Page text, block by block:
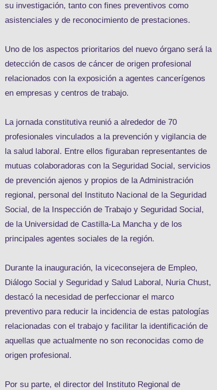
su investigación, tanto con fines preventivos como
asistenciales y de reconocimiento de prestaciones.
Uno de los aspectos prioritarios del nuevo órgano será la
detección de casos de cáncer de origen profesional
relacionados con la exposición a agentes cancerígenos
en empresas y centros de trabajo.
La jornada constitutiva reunió a alrededor de 70
profesionales vinculados a la prevención y vigilancia de
la salud laboral. Entre ellos figuraban representantes de
mutuas colaboradoras con la Seguridad Social, servicios
de prevención ajenos y propios de la Administración
regional, personal del Instituto Nacional de la Seguridad
Social, de la Inspección de Trabajo y Seguridad Social,
de la Universidad de Castilla-La Mancha y de los
principales agentes sociales de la región.
Durante la inauguración, la viceconsejera de Empleo,
Diálogo Social y Seguridad y Salud Laboral, Nuria Chust,
destacó la necesidad de perfeccionar el marco
preventivo para reducir la incidencia de estas patologías
relacionadas con el trabajo y facilitar la identificación de
aquellas que actualmente no son reconocidas como de
origen profesional.
Por su parte, el director del Instituto Regional de